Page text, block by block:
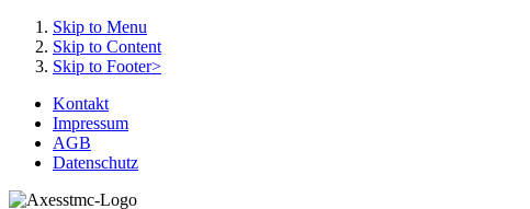
Skip to Menu
Skip to Content
Skip to Footer>
Kontakt
Impressum
AGB
Datenschutz